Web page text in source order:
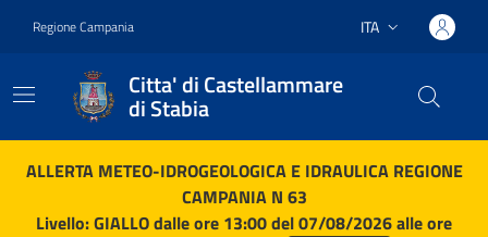
Regione Campania Lingua attiva:
ITA
Citta' di Castellammare
di Stabia
Citta' di Castellammare di
Contenuti in evidenza
ALLERTA METEO-IDROGEOLOGICA E IDRAULICA REGIONE
CAMPANIA N 63
Livello: GIALLO dalle ore 13:00 del 07/08/2026 alle ore